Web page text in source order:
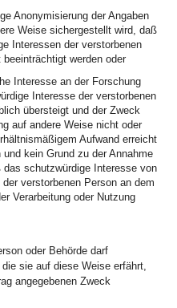
Anonymisierung der Angaben
Weise sichergestellt wird, daß
Interessen der verstorbenen
beeinträchtigt werden oder
Interesse an der Forschung
Interesse der verstorbenen
übersteigt und der Zweck
auf andere Weise nicht oder
Aufwand erreicht
und kein Grund zu der Annahme
das schutzwürdige Interesse von
der verstorbenen Person an dem
Verarbeitung oder Nutzung
oder Behörde darf
sie auf diese Weise erfährt,
angegebenen Zweck